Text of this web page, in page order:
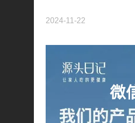
2024-11-22